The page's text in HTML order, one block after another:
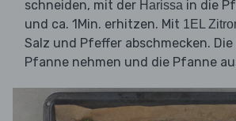
schneiden, mit der Harissa in die
und ca. 1Min. erhitzen. Mit 1EL
Salz und Pfeffer abschmecken. Die
Pfanne nehmen und die Pfanne